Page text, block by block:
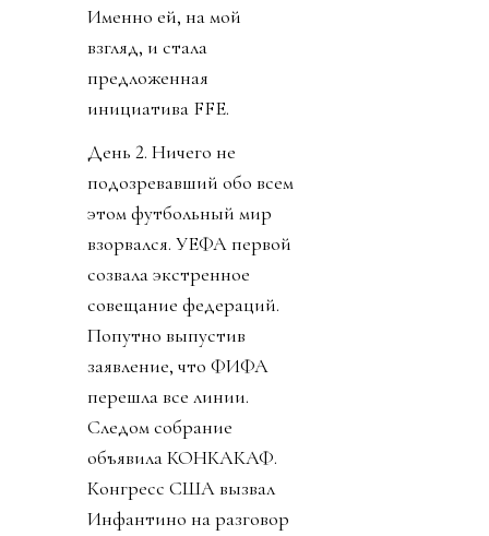
Именно ей, на мой
взгляд, и стала
предложенная
инициатива FFE.
День 2. Ничего не
подозревавший обо всем
этом футбольный мир
взорвался. УЕФА первой
созвала экстренное
совещание федераций.
Попутно выпустив
заявление, что ФИФА
перешла все линии.
Следом собрание
объявила КОНКАКАФ.
Конгресс США вызвал
Инфантино на разговор